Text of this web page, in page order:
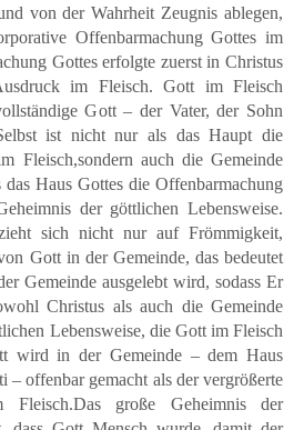
von der Wahrheit Zeugnis ablegen,
Offenbarmachung Gottes im
Gottes erfolgte zuerst in Christus
im Fleisch. Gott im Fleisch
Gott – der Vater, der Sohn
ist nicht nur als das Haupt die
Fleisch,sondern auch die Gemeinde
Haus Gottes die Offenbarmachung
der göttlichen Lebensweise.
sich nicht nur auf Frömmigkeit,
Gott in der Gemeinde, das bedeutet
Gemeinde ausgelebt wird, sodass Er
Christus als auch die Gemeinde
Lebensweise, die Gott im Fleisch
wird in der Gemeinde – dem Haus
– offenbar gemacht als der vergrößerte
Fleisch.Das große Geheimnis der